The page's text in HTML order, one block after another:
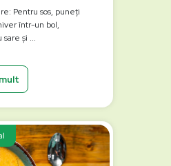
Pentru sos, puneți
într-un bol,
și ...